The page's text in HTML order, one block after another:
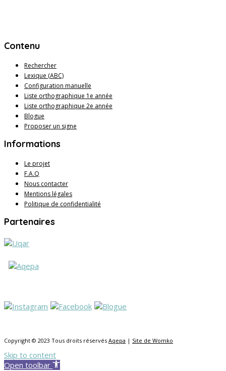
Contenu
Rechercher
Lexique (ABC)
Configuration manuelle
Liste orthographique 1e année
Liste orthographique 2e année
Blogue
Proposer un signe
Informations
Le projet
F.A.Q
Nous contacter
Mentions légales
Politique de confidentialité
Partenaires
Copyright © 2023 Tous droits réservés Aqepa | Site de Womko
Skip to content
Open toolbar